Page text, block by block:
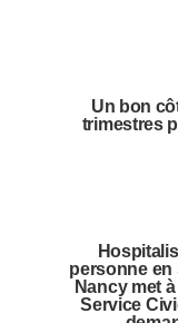
Un bon
trimestres
personne en
Nancy met
Service